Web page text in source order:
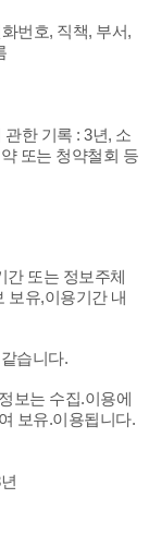
번호, 직책, 부서,
한 기록 : 3년, 소
또는 청약철회 등
간 또는 정보주체
보유,이용기간 내
습니다.
보는 수집.이용에
보유.이용됩니다.